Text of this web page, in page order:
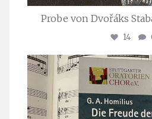
Probe von Dvořáks
14
Nov. 29